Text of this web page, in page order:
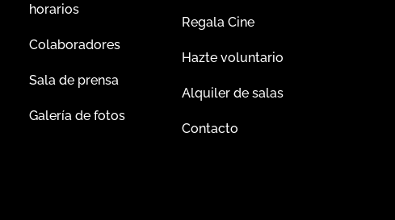
horarios
Colaboradores
Sala de prensa
Galería de fotos
Regala Cine
Hazte voluntario
Alquiler de salas
Contacto